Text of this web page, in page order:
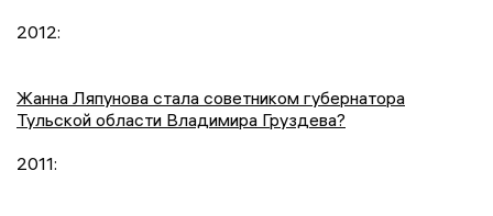
2012:
Жанна Ляпунова стала советником губернатора
Тульской области Владимира Груздева?
2011: